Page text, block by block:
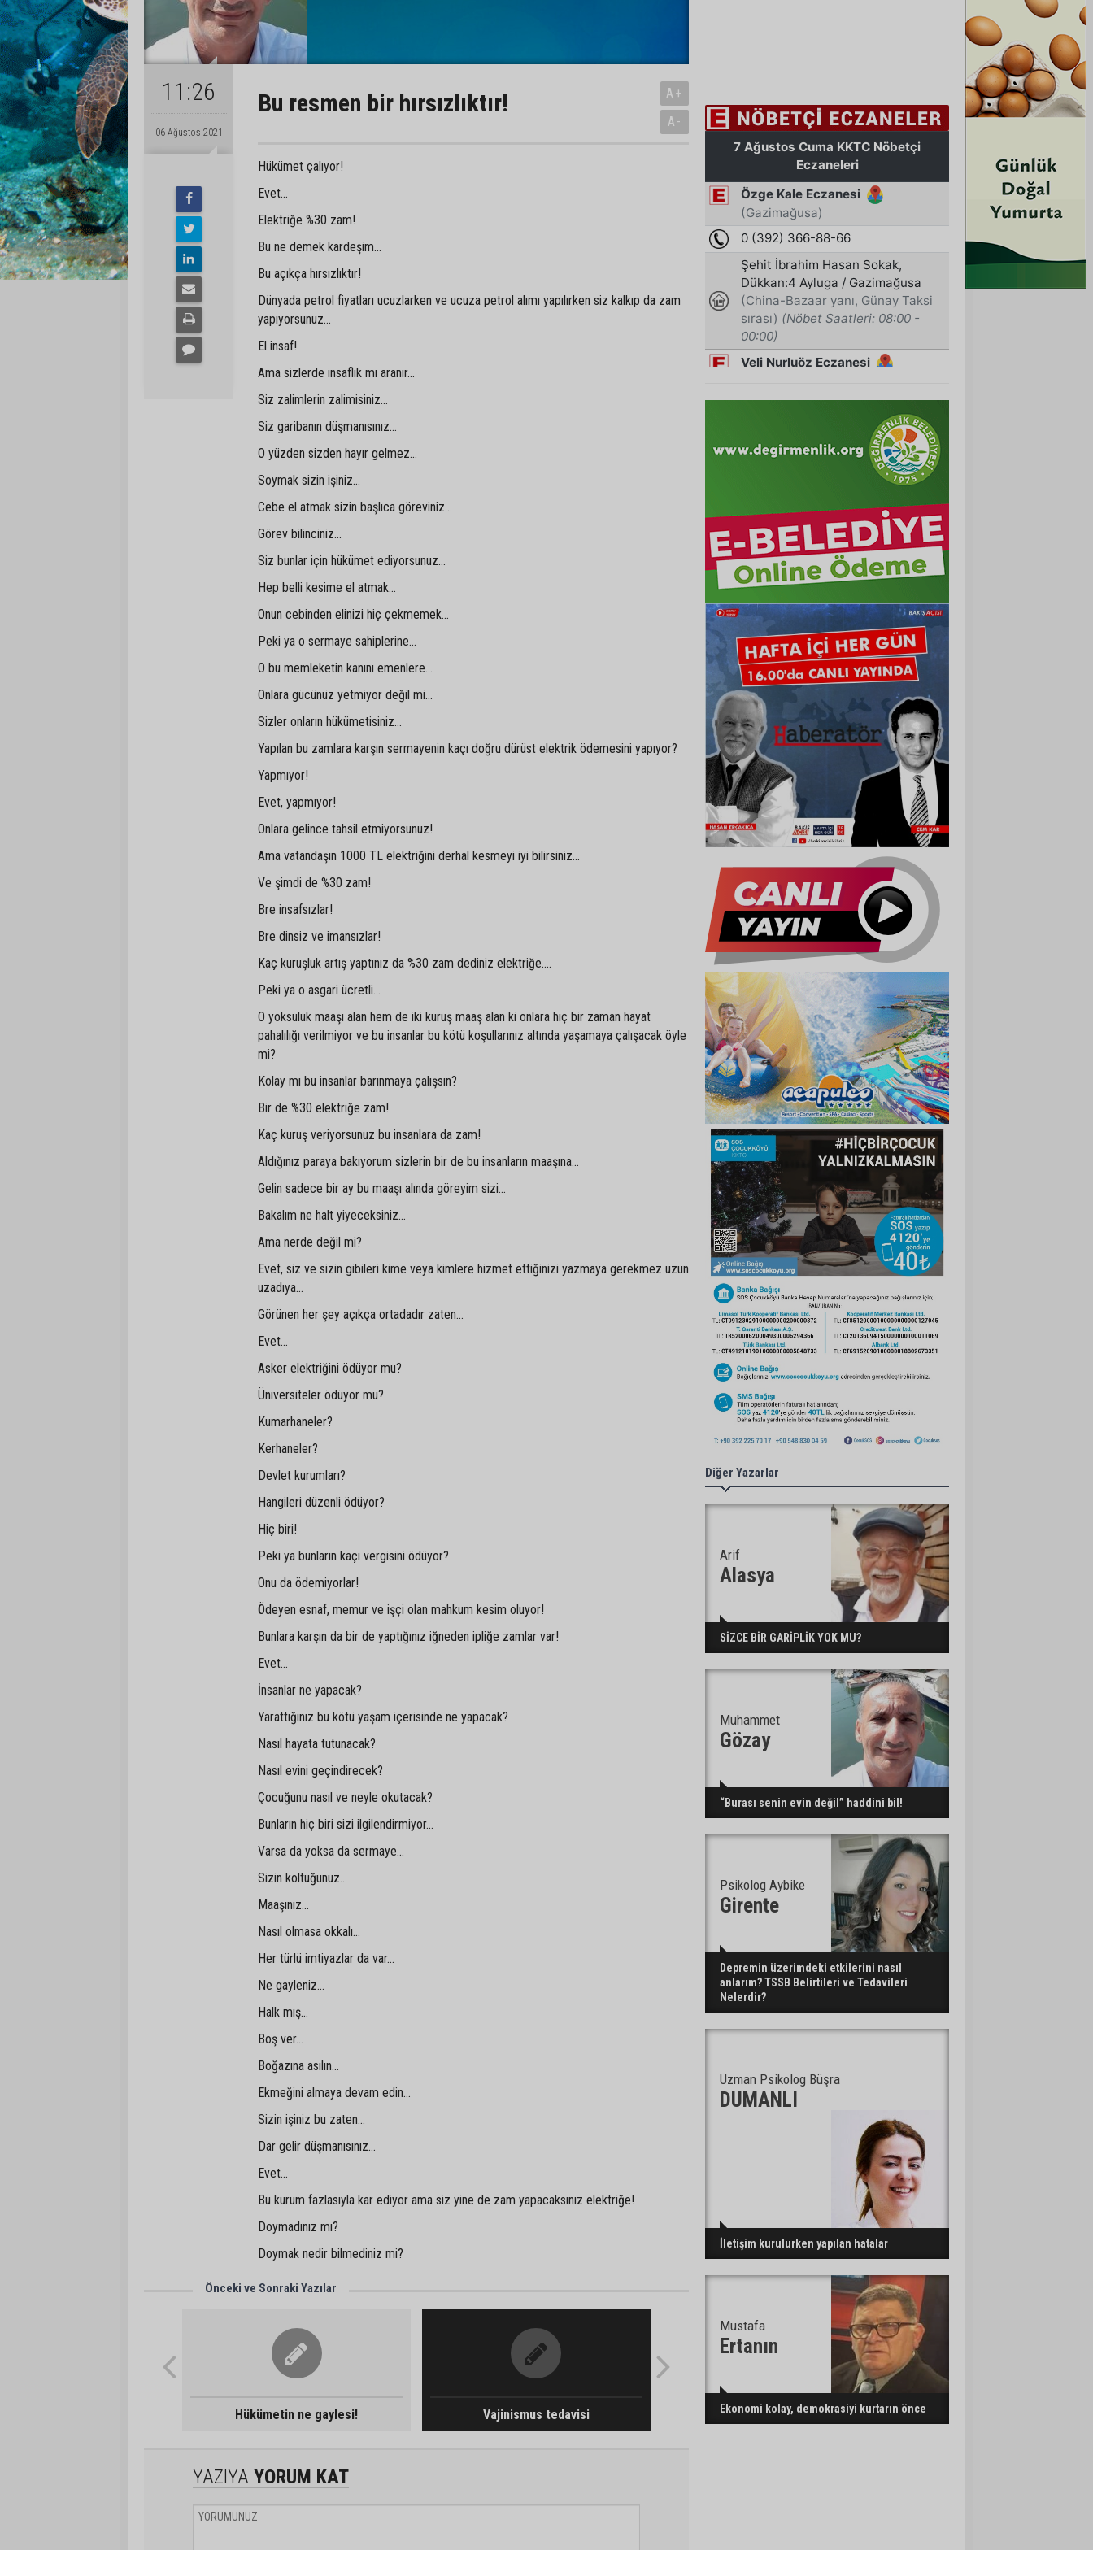
11:26
06 Ağustos 2021
Bu resmen bir hırsızlıktır!
A+
A-
Hükümet çalıyor!
Evet...
Elektriğe %30 zam!
Bu ne demek kardeşim...
Bu açıkça hırsızlıktır!
Dünyada petrol fiyatları ucuzlarken ve ucuza petrol alımı yapılırken siz kalkıp da zam
yapıyorsunuz...
El insaf!
Ama sizlerde insaflık mı aranır...
Siz zalimlerin zalimisiniz...
Siz garibanın düşmanısınız...
O yüzden sizden hayır gelmez...
Soymak sizin işiniz...
Cebe el atmak sizin başlıca göreviniz...
Görev bilinciniz...
Siz bunlar için hükümet ediyorsunuz...
Hep belli kesime el atmak...
Onun cebinden elinizi hiç çekmemek...
Peki ya o sermaye sahiplerine...
O bu memleketin kanını emenlere...
Onlara gücünüz yetmiyor değil mi...
Sizler onların hükümetisiniz...
Yapılan bu zamlara karşın sermayenin kaçı doğru dürüst elektrik ödemesini yapıyor?
Yapmıyor!
Evet, yapmıyor!
Onlara gelince tahsil etmiyorsunuz!
Ama vatandaşın 1000 TL elektriğini derhal kesmeyi iyi bilirsiniz...
Ve şimdi de %30 zam!
Bre insafsızlar!
Bre dinsiz ve imansızlar!
Kaç kuruşluk artış yaptınız da %30 zam dediniz elektriğe....
Peki ya o asgari ücretli...
O yoksuluk maaşı alan hem de iki kuruş maaş alan ki onlara hiç bir zaman hayat
pahalılığı verilmiyor ve bu insanlar bu kötü koşullarınız altında yaşamaya çalışacak öyle
mi?
Kolay mı bu insanlar barınmaya çalışsın?
Bir de %30 elektriğe zam!
Kaç kuruş veriyorsunuz bu insanlara da zam!
Aldığınız paraya bakıyorum sizlerin bir de bu insanların maaşına...
Gelin sadece bir ay bu maaşı alında göreyim sizi...
Bakalım ne halt yiyeceksiniz...
Ama nerde değil mi?
Evet, siz ve sizin gibileri kime veya kimlere hizmet ettiğinizi yazmaya gerekmez uzun
uzadıya...
Görünen her şey açıkça ortadadır zaten...
Evet...
Asker elektriğini ödüyor mu?
Üniversiteler ödüyor mu?
Kumarhaneler?
Kerhaneler?
Devlet kurumları?
Hangileri düzenli ödüyor?
Hiç biri!
Peki ya bunların kaçı vergisini ödüyor?
Onu da ödemiyorlar!
Ödeyen esnaf, memur ve işçi olan mahkum kesim oluyor!
Bunlara karşın da bir de yaptığınız iğneden ipliğe zamlar var!
Evet...
İnsanlar ne yapacak?
Yarattığınız bu kötü yaşam içerisinde ne yapacak?
Nasıl hayata tutunacak?
Nasıl evini geçindirecek?
Çocuğunu nasıl ve neyle okutacak?
Bunların hiç biri sizi ilgilendirmiyor...
Varsa da yoksa da sermaye...
Sizin koltuğunuz..
Maaşınız...
Nasıl olmasa okkalı...
Her türlü imtiyazlar da var...
Ne gayleniz...
Halk mış...
Boş ver...
Boğazına asılın...
Ekmeğini almaya devam edin...
Sizin işiniz bu zaten...
Dar gelir düşmanısınız...
Evet...
Bu kurum fazlasıyla kar ediyor ama siz yine de zam yapacaksınız elektriğe!
Doymadınız mı?
Doymak nedir bilmediniz mi?
Önceki ve Sonraki Yazılar
Hükümetin ne gaylesi! Vajinismus tedavisi
YAZIYA YORUM KAT
Diğer Yazarlar
Arif
Alasya
SİZCE BİR GARİPLİK YOK MU?
Muhammet
Gözay
“Burası senin evin değil” haddini bil!
Psikolog Aybike
Girente
Depremin üzerimdeki etkilerini nasıl
anlarım? TSSB Belirtileri ve Tedavileri
Nelerdir?
Uzman Psikolog Büşra
DUMANLI
İletişim kurulurken yapılan hatalar
Mustafa
Ertanın
Ekonomi kolay, demokrasiyi kurtarın önce